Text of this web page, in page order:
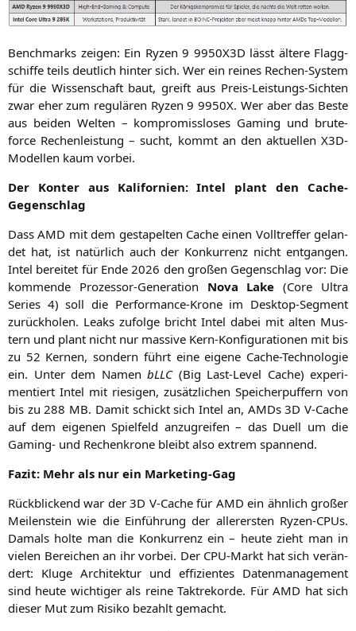
Bench­marks zei­gen: Ein Ryzen 9 9950X3D lässt älte­re Flagg­
schif­fe teils deut­lich hin­ter sich. Wer ein rei­nes Rechen-Sys­tem
für die Wis­sen­schaft baut, greift aus Preis-Leis­tungs-Sich­ten
zwar eher zum regu­lä­ren Ryzen 99950X. Wer aber das Bes­te
aus bei­den Wel­ten – kom­pro­miss­lo­ses Gam­ing und bru­te-
force Rechen­leis­tung – sucht, kommt an den aktu­el­len X3D-
Model­len kaum vorbei.
Der Kon­ter aus Kali­for­ni­en: Intel plant den Cache-
Gegenschlag
DassAMD mit dem gesta­pel­ten Cache einen Voll­tref­fer gelan­
det hat, ist natür­lich auch der Kon­kur­renz nicht ent­gan­gen.
Intel berei­tet für Ende 2026 den gro­ßen Gegen­schlag vor: Die
kom­men­de Pro­zes­sor-Gene­ra­ti­on Nova Lake (Core Ultra
Series 4) soll die Per­for­mance-Kro­ne im Desk­top-Seg­ment
zurück­ho­len. Leaks zufol­ge bricht Intel dabei mit alten Mus­
tern und plant nicht nur mas­si­ve Kern-Kon­fi­gu­ra­tio­nen mit bis
zu 52 Ker­nen, son­dern führt eine eige­ne Cache-Tech­no­lo­gie
ein. Unter dem Namen bLLC(Big Last-Level Cache) expe­ri­
men­tiert Intel mit rie­si­gen, zusätz­li­chen Spei­cher­puf­fern von
bis zu 288 MB. Damit schickt sich Intel an, AMDs3D V‑Cache
auf dem eige­nen Spiel­feld anzu­grei­fen – das Duell um die
Gam­ing- und Rechen­kro­ne bleibt also extrem spannend.
Fazit: Mehr als nur ein Marketing-Gag
Rück­bli­ckend war der3D V‑Cache für AMD ein ähn­lich gro­ßer
Mei­len­stein wie die Ein­füh­rung der aller­ers­ten Ryzen-CPUs.
Damals hol­te man die Kon­kur­renz ein – heu­te zieht man in
vie­len Berei­chen an ihr vor­bei. Der CPU-Markt hat sich ver­än­
dert: Klu­ge Archi­tek­tur und effi­zi­en­tes Daten­ma­nage­ment
sind heu­te wich­ti­ger als rei­ne Takt­re­kor­de. FürAMD hat sich
die­ser Mut zum Risi­ko bezahlt gemacht.